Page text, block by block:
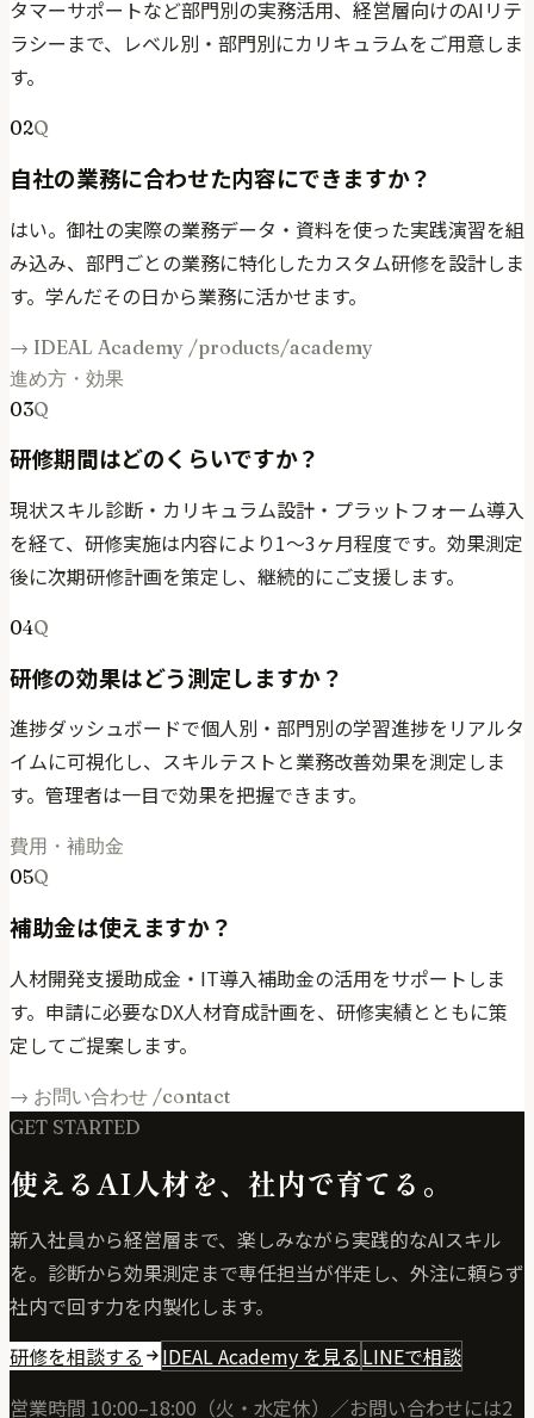
タマーサポートなど部門別の実務活用、経営層向けのAIリテ
ラシーまで、レベル別・部門別にカリキュラムをご用意しま
す。
02Q
自社の業務に合わせた内容にできますか？
はい。御社の実際の業務データ・資料を使った実践演習を組
み込み、部門ごとの業務に特化したカスタム研修を設計しま
す。学んだその日から業務に活かせます。
→ IDEAL Academy /products/academy
進め方・効果
03Q
研修期間はどのくらいですか？
現状スキル診断・カリキュラム設計・プラットフォーム導入
を経て、研修実施は内容により1〜3ヶ月程度です。効果測定
後に次期研修計画を策定し、継続的にご支援します。
04Q
研修の効果はどう測定しますか？
進捗ダッシュボードで個人別・部門別の学習進捗をリアルタ
イムに可視化し、スキルテストと業務改善効果を測定しま
す。管理者は一目で効果を把握できます。
費用・補助金
05Q
補助金は使えますか？
人材開発支援助成金・IT導入補助金の活用をサポートしま
す。申請に必要なDX人材育成計画を、研修実績とともに策
定してご提案します。
→ お問い合わせ /contact
GET STARTED
使えるAI人材を、社内で育てる。
新入社員から経営層まで、楽しみながら実践的なAIスキル
を。診断から効果測定まで専任担当が伴走し、外注に頼らず
社内で回す力を内製化します。
研修を相談する
IDEAL Academy を見る LINEで相談
営業時間 10:00–18:00（火・水定休）／お問い合わせには2